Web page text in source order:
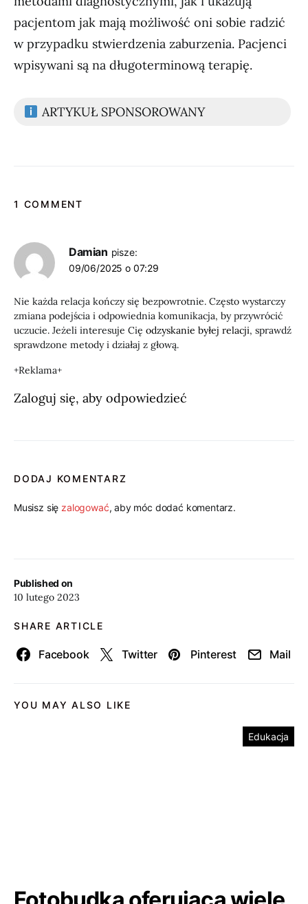
Published on
10 lutego 2023
SHARE ARTICLE
Facebook Twitter Pinterest Mail
pacjentom jak mają możliwość oni sobie radzić
w przypadku stwierdzenia zaburzenia. Pacjenci
wpisywani są na długoterminową terapię.
ARTYKUŁ SPONSOROWANY
1 COMMENT
Damian pisze:
09/06/2025 o 07:29
Nie każda relacja kończy się bezpowrotnie. Często wystarczy
zmiana podejścia i odpowiednia komunikacja, by przywrócić
uczucie. Jeżeli interesuje Cię odzyskanie byłej relacji, sprawdź
sprawdzone metody i działaj z głową.
+Reklama+
Zaloguj się, aby odpowiedzieć
DODAJ KOMENTARZ
Musisz się zalogować, aby móc dodać komentarz.
YOU MAY ALSO LIKE
Edukacja